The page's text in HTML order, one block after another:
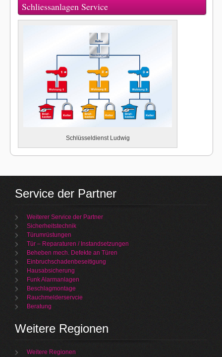
Schliessanlagen Service
Schlüsseldienst Ludwig
Service der Partner
Weiterer Service der Partner
Sicherheitstechnik
Türumrüstungen
Tür – Reparaturen / Instandsetzungen
Beheben mech. Defekte an Türen
Einbruchschadenbeseitigung
Hausabsicherung
Funk Alarmanlagen
Beschlagmontage
Rauchmelderservcie
Beratung
Weitere Regionen
Weitere Regionen